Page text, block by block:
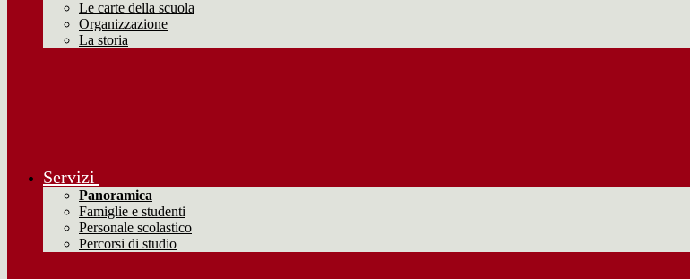
Le carte della scuola
Organizzazione
La storia
Servizi
Panoramica
Famiglie e studenti
Personale scolastico
Percorsi di studio